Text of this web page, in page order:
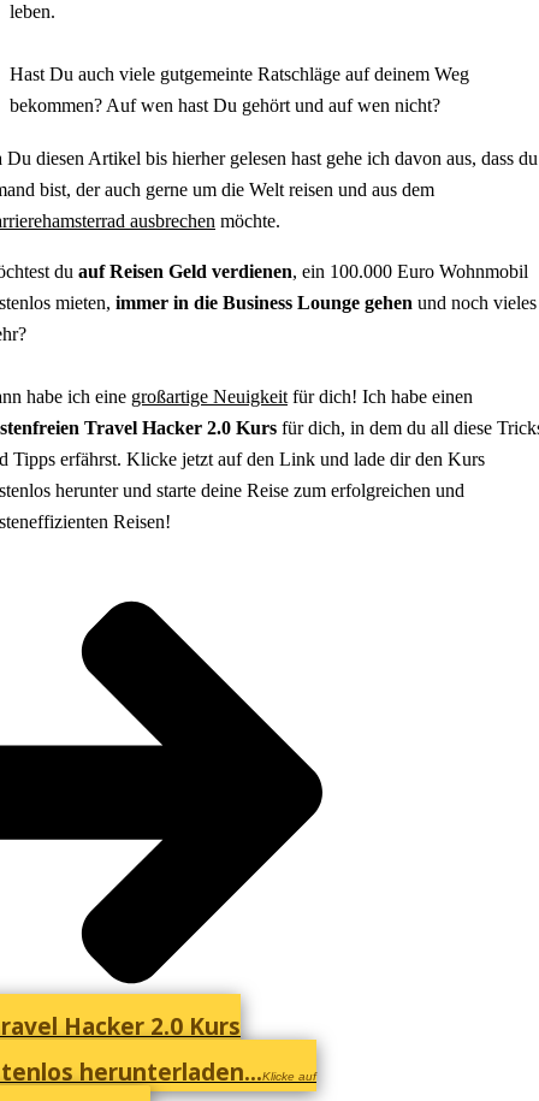
leben.
Hast Du auch viele gutgemeinte Ratschläge auf deinem Weg
bekommen? Auf wen hast Du gehört und auf wen nicht?
Du diesen Artikel bis hierher gelesen hast gehe ich davon aus, dass du
bist, der auch gerne um die Welt reisen und aus dem
ausbrechen möchte.
du auf Reisen Geld verdienen, ein 100.000 Euro Wohnmobil
mieten, immer in die Business Lounge gehen und noch vieles
habe ich eine großartige Neuigkeit für dich! Ich habe einen
Travel Hacker 2.0 Kurs für dich, in dem du all diese
Tipps erfährst. Klicke jetzt auf den Link und lade dir den Kurs
herunter und starte deine Reise zum erfolgreichen und
Reisen!
Hacker 2.0 Kurs
herunterladen...Klicke auf